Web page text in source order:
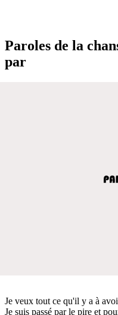
Paroles de la
par
Je veux tout ce qu'il y a à
Je suis passé par le pire et